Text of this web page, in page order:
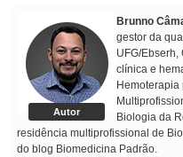
Autor
Brunno
gestor da
UFG/
clínica e
Biologia da
residência multiprofissional de
do blog Biomedicina Padrão.